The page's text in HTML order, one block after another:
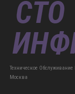
Техническое
Москва